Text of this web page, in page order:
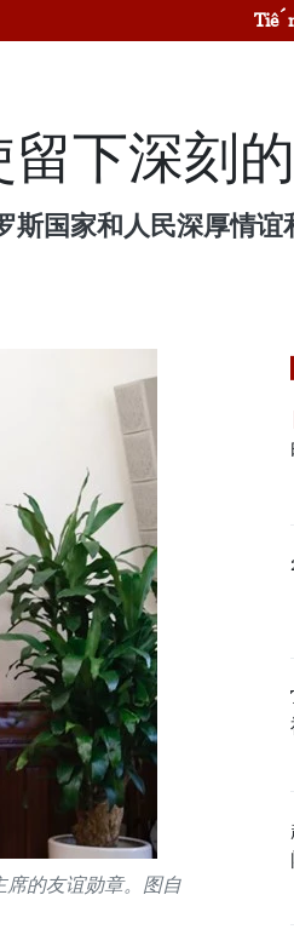
下深刻
国家和人民深厚情
席的友谊勋章。图自